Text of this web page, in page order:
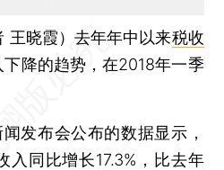
王晓霞） 去年年中以来税收
降的趋势，在2018年一季
布会公布的数据显示，
入同比增长17.3%，比去年